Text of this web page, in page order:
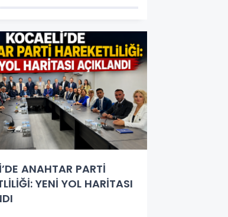
ANAHTAR PARTİ
YENİ YOL HARİTASI